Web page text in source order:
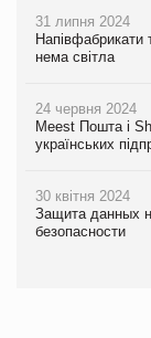
31 липня 2024
Напівфабрикати
нема світла
24 червня 2024
Meest Пошта і
українських
30 квітня 2024
Защита данных
безопасности